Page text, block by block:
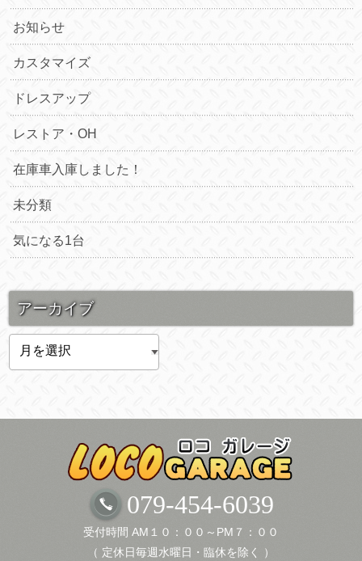
お知らせ
カスタマイズ
ドレスアップ
レストア・OH
在庫車入庫しました！
未分類
気になる1台
アーカイブ
ブ
079-454-6039
受付時間 AM１０：００～PM７：００
（ 定休日毎週水曜日・臨休を除く ）